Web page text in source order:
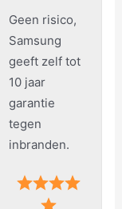
Geen risico,
Samsung
geeft zelf tot
10 jaar
garantie
tegen
inbranden.